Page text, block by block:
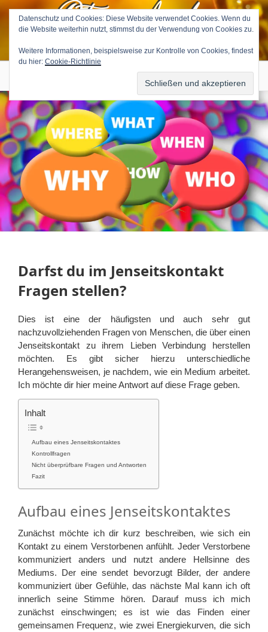
Zum
Inhalt
springen
Petra Avila
Darfst du im Jenseitskontakt
Fragen stellen?
Dies ist eine der häufigsten und auch sehr gut
nachzuvollziehenden Fragen von Menschen, die über einen
Jenseitskontakt zu ihrem Lieben Verbindung herstellen
möchten. Es gibt sicher hierzu unterschiedliche
Herangehensweisen, je nachdem, wie ein Medium arbeitet.
Ich möchte dir hier meine Antwort auf diese Frage geben.
Inhalt
Aufbau eines Jenseitskontaktes
Kontrollfragen
Nicht überprüfbare Fragen und Antworten
Fazit
Aufbau eines Jenseitskontaktes
Zunächst möchte ich dir kurz beschreiben, wie sich ein
Kontakt zu einem Verstorbenen anfühlt. Jeder Verstorbene
kommuniziert anders und nutzt andere Hellsinne des
Mediums. Der eine sendet bevorzugt Bilder, der andere
kommuniziert über Gefühle, das nächste Mal kann ich oft
innerlich seine Stimme hören. Darauf muss ich mich
zunächst einschwingen; es ist wie das Finden einer
gemeinsamen Frequenz, wie zwei Energiekurven, die sich
Datenschutz und Cookies: Diese Website verwendet Cookies. Wenn du
die Website weiterhin nutzt, stimmst du der Verwendung von Cookies zu.
Weitere Informationen, beispielsweise zur Kontrolle von Cookies, findest
du hier: Cookie-Richtlinie